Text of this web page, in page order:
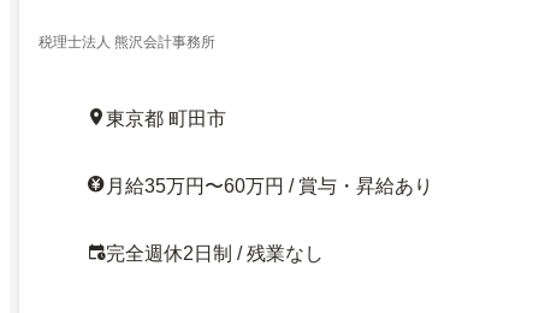
税理士法人 熊沢会計事務所
東京都 町田市
月給35万円〜60万円 / 賞与・昇給あり
完全週休2日制 / 残業なし